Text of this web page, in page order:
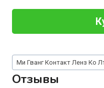
Метки
записи:
Ми Гванг Контакт Ленз Ко
Отзывы